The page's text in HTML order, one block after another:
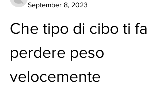
September 8, 2023
Che tipo di cibo ti fa
perdere peso
velocemente